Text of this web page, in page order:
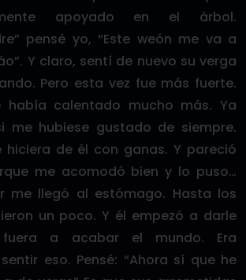
apoyado en el árbol.
pensé yo, “Este weón me va a
Y claro, sentí de nuevo su verga
Pero esta vez fue más fuerte.
había calentado mucho más. Ya
me hubiese gustado de siempre.
hiciera de él con ganas. Y pareció
me acomodó bien y lo puso…
me llegó al estómago. Hasta los
un poco. Y él empezó a darle
a acabar el mundo. Era
eso. Pensé: “Ahora sí que he